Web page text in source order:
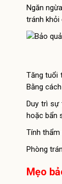
Ngăn
tránh khỏi
Tăng tuổi
Bằng
Duy trì sự
hoặc bẩn
Tính thẩm
Phòng
Mẹo